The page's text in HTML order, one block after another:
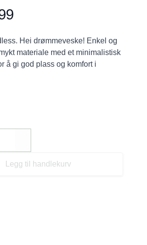
Hei drømmeveske! Enkel og
materiale med et minimalistisk
å gi god plass og komfort i
Legg til handlekurv